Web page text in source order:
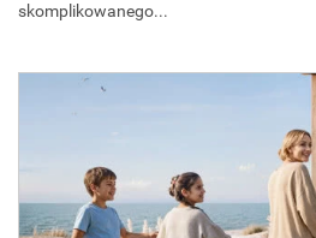
skomplikowanego...